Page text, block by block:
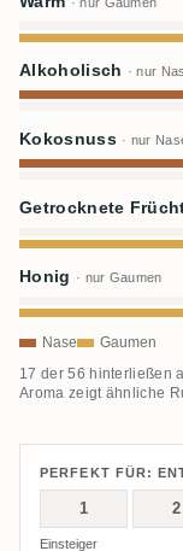
Alkoholisch · nur
Kokosnuss · nur
Getrocknete
Honig · nur Gaumen
Nase Gaumen
17 der 56 hinterließen
Aroma zeigt ähnliche
PERFEKT FÜR:
1 2
Einsteiger